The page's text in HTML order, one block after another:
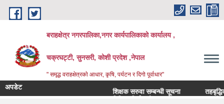
Skip to main content
बराहक्षेत्र नगरपालिका,नगर कार्यपालिकाको कार्यालय ,
चक्रघट्टी, सुनसरी, कोशी प्रदेश ,नेपाल
" समृद्ध वराहक्षेत्रकाे आधार, कृषि, पर्यटन र दिगो पूर्वाधार"
अपडेट
शिक्षक सरुवा सम्बन्धी सूचना
तहबृद्धिको